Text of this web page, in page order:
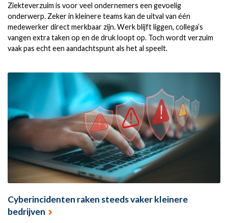
Ziekteverzuim is voor veel ondernemers een gevoelig
onderwerp. Zeker in kleinere teams kan de uitval van één
medewerker direct merkbaar zijn. Werk blijft liggen, collega’s
vangen extra taken op en de druk loopt op. Toch wordt verzuim
vaak pas echt een aandachtspunt als het al speelt.
Cyberincidenten raken steeds vaker kleinere
bedrijven